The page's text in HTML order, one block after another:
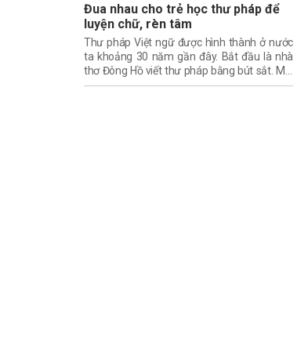
Đua nhau cho trẻ học thư pháp để
luyện chữ, rèn tâm
Thư pháp Việt ngữ được hình thành ở nước
ta khoảng 30 năm gần đây. Bắt đầu là nhà
thơ Đông Hồ viết thư pháp bằng bút sắt. Mãi
đến sau này